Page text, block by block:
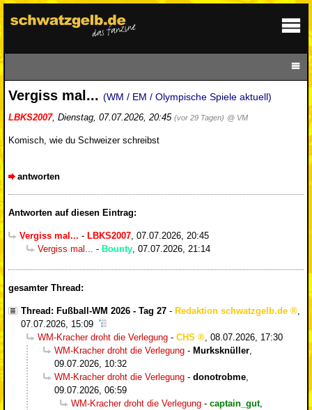
Vergiss mal... (WM / EM / Olympische Spiele aktuell)
LBKS2007, Dienstag, 07.07.2026, 20:45 (vor 29 Tagen) @ VM
Komisch, wie du Schweizer schreibst
antworten
Antworten auf diesen Eintrag:
Vergiss mal... - LBKS2007, 07.07.2026, 20:45
Vergiss mal... - Bounty, 07.07.2026, 21:14
gesamter Thread:
Thread: Fußball-WM 2026 - Tag 27 - Redaktion schwatzgelb.de
07.07.2026, 15:09
WM-Kracher droht die Verlegung - CHS
08.07.2026, 17:30
WM-Kracher droht die Verlegung - Murksknüller
09.07.2026, 10:32
WM-Kracher droht die Verlegung - donotrobme
09.07.2026, 06:59
WM-Kracher droht die Verlegung - captain_gut,